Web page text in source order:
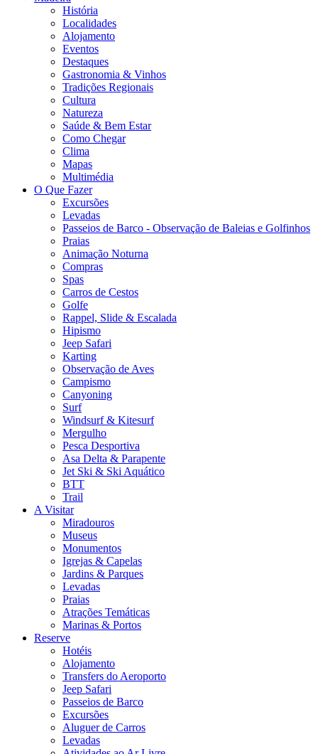
História
Localidades
Alojamento
Eventos
Destaques
Gastronomia & Vinhos
Tradições Regionais
Cultura
Natureza
Saúde & Bem Estar
Como Chegar
Clima
Mapas
Multimédia
O Que Fazer
Excursões
Levadas
Passeios de Barco - Observação de Baleias e Golfinhos
Praias
Animação Noturna
Compras
Spas
Carros de Cestos
Golfe
Rappel, Slide & Escalada
Hipismo
Jeep Safari
Karting
Observação de Aves
Campismo
Canyoning
Surf
Windsurf & Kitesurf
Mergulho
Pesca Desportiva
Asa Delta & Parapente
Jet Ski & Ski Aquático
BTT
Trail
A Visitar
Miradouros
Museus
Monumentos
Igrejas & Capelas
Jardins & Parques
Levadas
Praias
Atrações Temáticas
Marinas & Portos
Reserve
Hotéis
Alojamento
Transfers do Aeroporto
Jeep Safari
Passeios de Barco
Excursões
Aluguer de Carros
Levadas